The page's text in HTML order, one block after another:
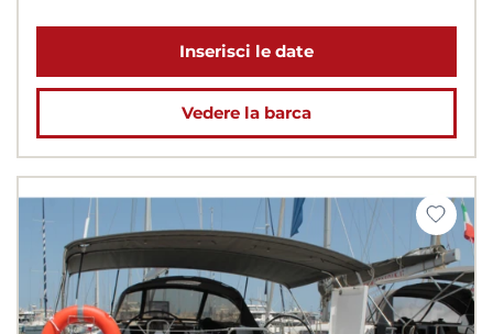
Inserisci le date
Vedere la barca